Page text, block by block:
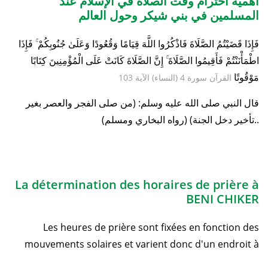
المسلمين في بني شيكر وحول العالم
فَإِذَا قَضَيْتُمُ الصَّلَاةَ فَاذْكُرُوا اللَّهَ قِيَامًا وَقُعُودًا وَعَلَىٰ جُنُوبِكُمْ ۚ فَإِذَا
اطْمَأْنَنْتُمْ فَأَقِيمُوا الصَّلَاةَ ۚ إِنَّ الصَّلَاةَ كَانَتْ عَلَى الْمُؤْمِنِينَ كِتَابًا
مَوْقُوتًا القرآن سورة 4 (النساء) الآية 103
قال النبي صلى الله عليه وسلم: (من صلى الفجر والعصر بغير
تأخير دخل الجنة) (رواه البخاري ومسلم)..
La détermination des horaires de prière à
BENI CHIKER
Les heures de prière sont fixées en fonction des
mouvements solaires et varient donc d'un endroit à